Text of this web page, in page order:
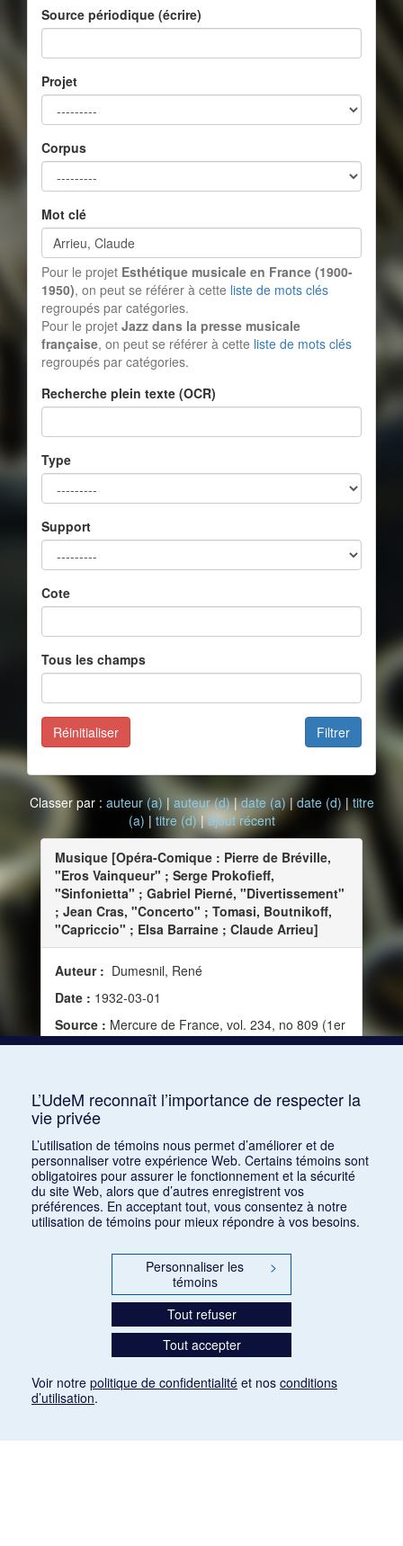
Source périodique (écrire)
Projet
Corpus
Mot clé
Pour le projet Esthétique musicale en France (1900-
1950), on peut se référer à cette liste de mots clés
regroupés par catégories.
Pour le projet Jazz dans la presse musicale
française, on peut se référer à cette liste de mots clés
regroupés par catégories.
Recherche plein texte (OCR)
Type
Support
Cote
Tous les champs
Filtrer
Réinitialiser
Classer par : auteur (a) | auteur (d)|date (a)|date (d) | titre
(a) | titre (d)|ajout récent
Musique [Opéra-Comique : Pierre de Bréville,
"Eros Vainqueur" ; Serge Prokofieff,
"Sinfonietta" ; Gabriel Pierné, "Divertissement"
; Jean Cras, "Concerto" ; Tomasi, Boutnikoff,
"Capriccio" ; Elsa Barraine ; Claude Arrieu]
Auteur : Dumesnil, René
Date : 1932-03-01
Source : Mercure de France, vol. 234, no 809 (1er
mars 1932)
L’UdeM reconnaît l’importance de respecter la
vie privée
L’utilisation de témoins nous permet d’améliorer et de
personnaliser votre expérience Web. Certains témoins sont
obligatoires pour assurer le fonctionnement et la sécurité
du site Web, alors que d’autres enregistrent vos
préférences. En acceptant tout, vous consentez à notre
utilisation de témoins pour mieux répondre à vos besoins.
Personnaliser les
témoins
>
Tout refuser
Tout accepter
Voir notre politique de confidentialité et nos conditions
d’utilisation.